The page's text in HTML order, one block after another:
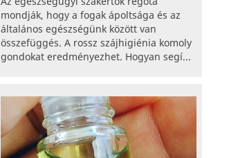
mondják, hogy a fogak ápoltsága és az
általános egészségünk között van
összefüggés. A rossz szájhigiénia komoly
gondokat eredményezhet. Hogyan segí...